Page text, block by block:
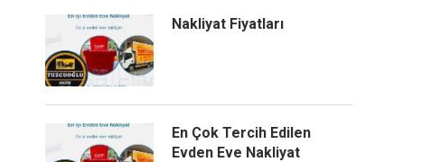
Nakliyat Fiyatları
En Çok Tercih Edilen
Evden Eve Nakliyat